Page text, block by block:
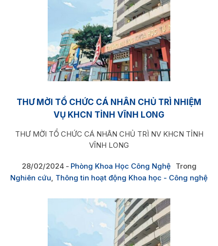
THƯ MỜI TỔ CHỨC CÁ NHÂN CHỦ TRÌ NHIỆM
VỤ KHCN TỈNH VĨNH LONG
THƯ MỜI TỔ CHỨC CÁ NHÂN CHỦ TRÌ NV KHCN TỈNH
VĨNH LONG
28/02/2024 Phòng Khoa Học Công Nghệ
Trong
Nghiên cứu Thông tin hoạt động Khoa học - Công nghệ